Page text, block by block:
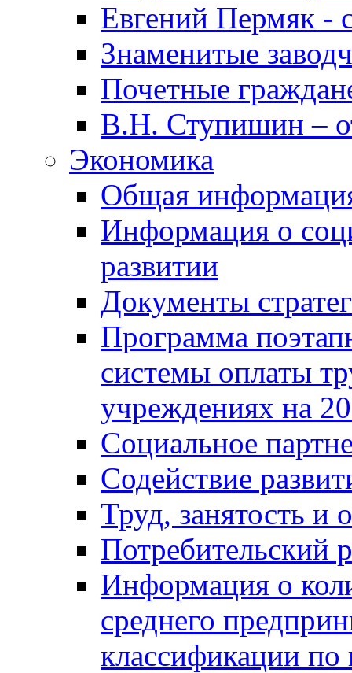
Евгений Пермяк -
Знаменитые
Почетные
В.Н. Ступишин –
Экономика
Общая
Информация о
развитии
Документы
Программа
системы оплаты
учреждениях на
Социальное
Содействие
Труд, занятость и
Потребительский
Информация о
среднего
классификации